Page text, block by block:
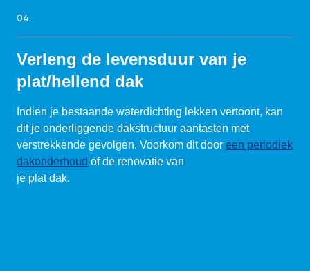
04.
Verleng de levensduur van je
plat/hellend dak
Indien je bestaande waterdichting lekken vertoont, kan
dit je onderliggende dakstructuur aantasten met
verstrekkende gevolgen. Voorkom dit door een periodiek
dakonderhoud of de renovatie van
je plat dak.